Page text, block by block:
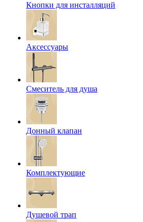
Кнопки для инсталляций
Аксессуары
Смеситель для душа
Донный клапан
Комплектующие
Душевой трап